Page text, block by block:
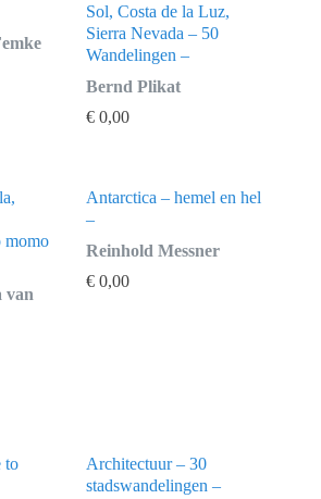
Sol, Costa de la Luz,
Sierra Nevada – 50
Wandelingen –
Bernd Plikat
€ 0,00
momo
van
Antarctica – hemel en hel
–
Reinhold Messner
€ 0,00
to
Architectuur – 30
stadswandelingen –